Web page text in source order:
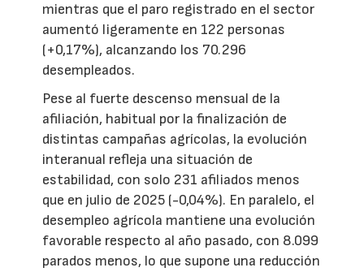
mientras que el paro registrado en el sector
aumentó ligeramente en 122 personas
(+0,17%), alcanzando los 70.296
desempleados.
Pese al fuerte descenso mensual de la
afiliación, habitual por la finalización de
distintas campañas agrícolas, la evolución
interanual refleja una situación de
estabilidad, con solo 231 afiliados menos
que en julio de 2025 (-0,04%). En paralelo, el
desempleo agrícola mantiene una evolución
favorable respecto al año pasado, con 8.099
parados menos, lo que supone una reducción